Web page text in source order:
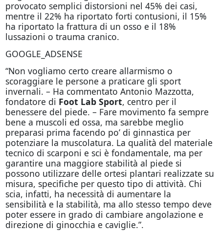
provocato semplici distorsioni nel 45% dei casi,
mentre il 22% ha riportato forti contusioni, il 15%
ha riportato la frattura di un osso e il 18%
lussazioni o trauma cranico.
GOOGLE_ADSENSE
“Non vogliamo certo creare allarmismo o
scoraggiare le persone a praticare gli sport
invernali. – Ha commentato Antonio Mazzotta,
fondatore di Foot Lab Sport, centro per il
benessere del piede. – Fare movimento fa sempre
bene a muscoli ed ossa, ma sarebbe meglio
preparasi prima facendo po’ di ginnastica per
potenziare la muscolatura. La qualità del materiale
tecnico di scarponi e sci è fondamentale, ma per
garantire una maggiore stabilità al piede si
possono utilizzare delle ortesi plantari realizzate su
misura, specifiche per questo tipo di attività. Chi
scia, infatti, ha necessità di aumentare la
sensibilità e la stabilità, ma allo stesso tempo deve
poter essere in grado di cambiare angolazione e
direzione di ginocchia e caviglie.”.